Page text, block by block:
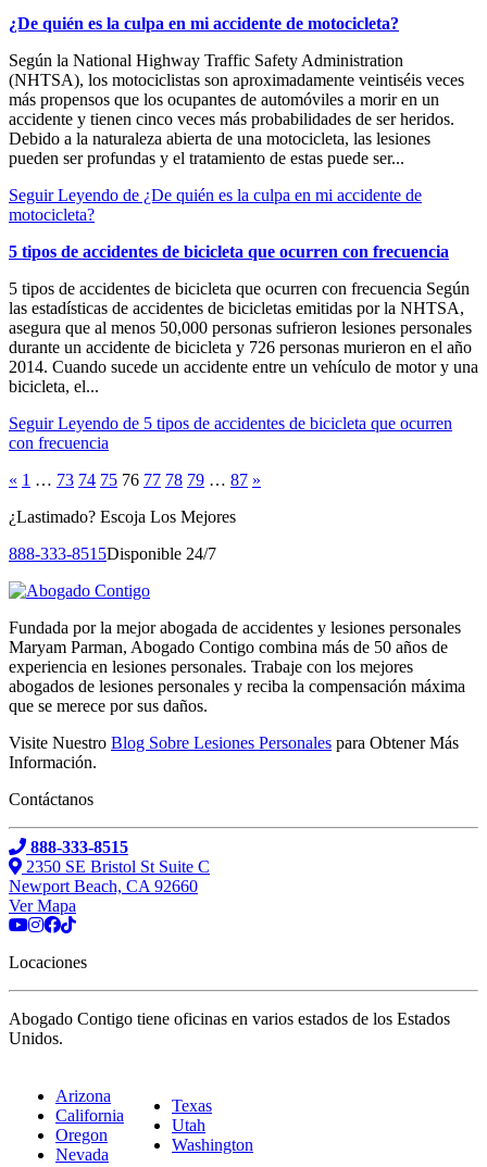
¿De quién es la culpa en mi accidente de motocicleta?
Según la National Highway Traffic Safety Administration
(NHTSA), los motociclistas son aproximadamente veintiséis veces
más propensos que los ocupantes de automóviles a morir en un
accidente y tienen cinco veces más probabilidades de ser heridos.
Debido a la naturaleza abierta de una motocicleta, las lesiones
pueden ser profundas y el tratamiento de estas puede ser...
Seguir Leyendo de ¿De quién es la culpa en mi accidente de
motocicleta?
5 tipos de accidentes de bicicleta que ocurren con frecuencia
5 tipos de accidentes de bicicleta que ocurren con frecuencia Según
las estadísticas de accidentes de bicicletas emitidas por la NHTSA,
asegura que al menos 50,000 personas sufrieron lesiones personales
durante un accidente de bicicleta y 726 personas murieron en el año
2014. Cuando sucede un accidente entre un vehículo de motor y una
bicicleta, el...
Seguir Leyendo de 5 tipos de accidentes de bicicleta que ocurren
con frecuencia
« 1 … 73 74 75 76 77 78 79 … 87 »
¿Lastimado? Escoja Los Mejores
888-333-8515Disponible 24/7
Fundada por la mejor abogada de accidentes y lesiones personales
Maryam Parman, Abogado Contigo combina más de 50 años de
experiencia en lesiones personales. Trabaje con los mejores
abogados de lesiones personales y reciba la compensación máxima
que se merece por sus daños.
Visite Nuestro Blog Sobre Lesiones Personales para Obtener Más
Información.
Contáctanos
888-333-8515
2350 SE Bristol St Suite C
Newport Beach, CA 92660
Ver Mapa
Locaciones
Abogado Contigo tiene oficinas en varios estados de los Estados
Unidos.
Arizona
California
Oregon
Nevada
Texas
Utah
Washington